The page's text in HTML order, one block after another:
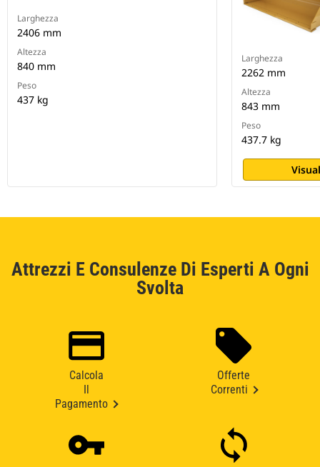
Larghezza
2406 mm
Altezza
840 mm
Peso
437 kg
Larghezza
2262 mm
Altezza
843 mm
Peso
437.7 kg
Attrezzi E Consulenze Di Esperti A Ogni
Svolta
Calcola
Pagamento
Offerte
Correnti